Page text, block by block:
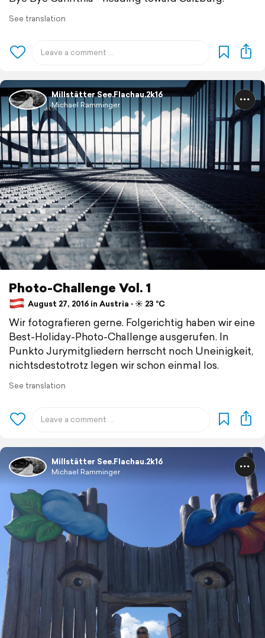
See translation
Millstätter See.Flachau.2k16
Michael Ramminger
Photo-Challenge Vol. 1
August 27, 2016 in Austria ⋅ ☀️ 23 °C
Wir fotografieren gerne. Folgerichtig haben wir eine
Best-Holiday-Photo-Challenge ausgerufen. In
Punkto Jurymitgliedern herrscht noch Uneinigkeit,
nichtsdestotrotz legen wir schon einmal los.
See translation
Millstätter See.Flachau.2k16
Michael Ramminger